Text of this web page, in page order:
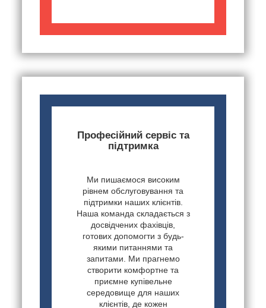
Професійний сервіс та
підтримка
Ми пишаємося високим
рівнем обслуговування та
підтримки наших клієнтів.
Наша команда складається з
досвідчених фахівців,
готових допомогти з будь-
якими питаннями та
запитами. Ми прагнемо
створити комфортне та
приємне купівельне
середовище для наших
клієнтів, де кожен